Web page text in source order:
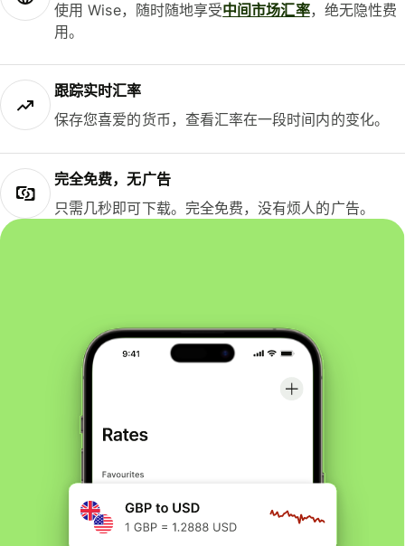
使用 Wise，随时随地享受中间市场汇率，绝无隐性费
用。
跟踪实时汇率
保存您喜爱的货币，查看汇率在一段时间内的变化。
完全免费，无广告
只需几秒即可下载。完全免费，没有烦人的广告。